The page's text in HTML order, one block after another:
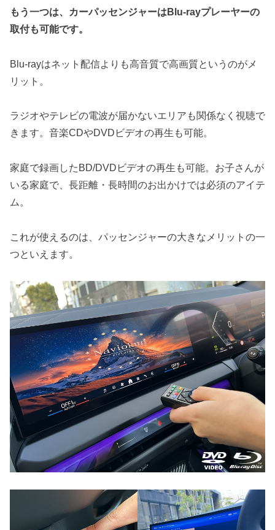
もう一つは、カーパッセンジャーはBlu-rayプレーヤーの
取付も可能です。
Blu-rayはネット配信よりも高音質で高画質というのがメ
リット。
ラジオやテレビの電波が届かないエリアも関係なく視聴で
きます。音楽CDやDVDビデオの再生も可能。
家庭で録画したBD/DVDビデオの再生も可能。お子さんが
いる家庭で、長距離・長時間のお出かけでは必須のアイテ
ム。
これが使えるのは、パッセンジャーの大きなメリットの一
つといえます。